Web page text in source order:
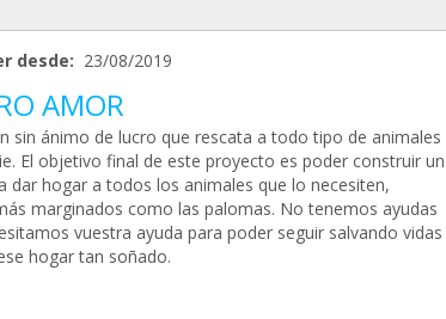
desde: 23/08/2019
AMOR
sin ánimo de lucro que rescata a todo tipo de animales
El objetivo final de este proyecto es poder construir un
dar hogar a todos los animales que lo necesiten,
marginados como las palomas. No tenemos ayudas
vuestra ayuda para poder seguir salvando vidas
hogar tan soñado.